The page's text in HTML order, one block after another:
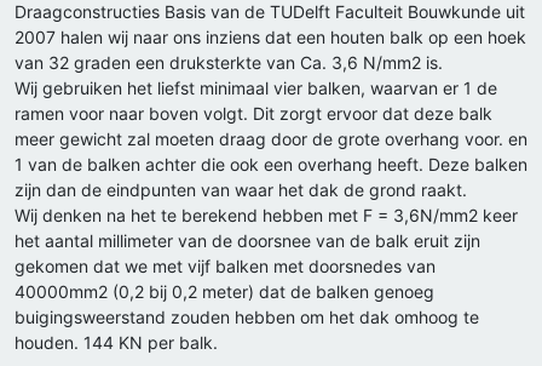
Draagconstructies Basis van de TUDelft Faculteit Bouwkunde uit
2007 halen wij naar ons inziens dat een houten balk op een hoek
van 32 graden een druksterkte van Ca. 3,6 N/mm2 is.
Wij gebruiken het liefst minimaal vier balken, waarvan er 1 de
ramen voor naar boven volgt. Dit zorgt ervoor dat deze balk
meer gewicht zal moeten draag door de grote overhang voor. en
1 van de balken achter die ook een overhang heeft. Deze balken
zijn dan de eindpunten van waar het dak de grond raakt.
Wij denken na het te berekend hebben met F = 3,6N/mm2 keer
het aantal millimeter van de doorsnee van de balk eruit zijn
gekomen dat we met vijf balken met doorsnedes van
40000mm2 (0,2 bij 0,2 meter) dat de balken genoeg
buigingsweerstand zouden hebben om het dak omhoog te
houden. 144 KN per balk.